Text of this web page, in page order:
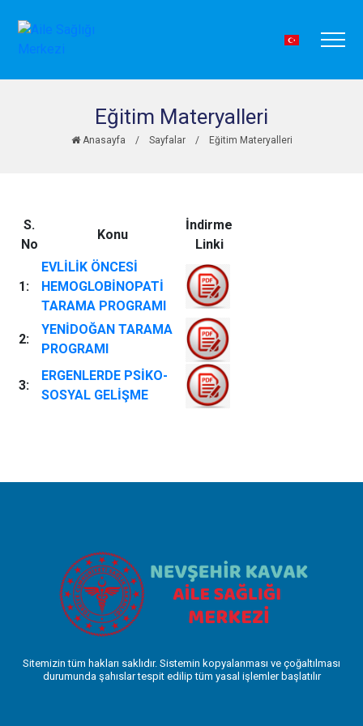
Eğitim Materyalleri
Anasayfa / Sayfalar / Eğitim Materyalleri
S.
No
Konu
İndirme
Linki
1:
EVLİLİK ÖNCESİ
HEMOGLOBİNOPATİ
TARAMA PROGRAMI
2:
YENİDOĞAN TARAMA
PROGRAMI
3:
ERGENLERDE PSİKO-
SOSYAL GELİŞME
Sitemizin tüm hakları saklıdır. Sistemin kopyalanması ve çoğaltılması
durumunda şahıslar tespit edilip tüm yasal işlemler başlatılır